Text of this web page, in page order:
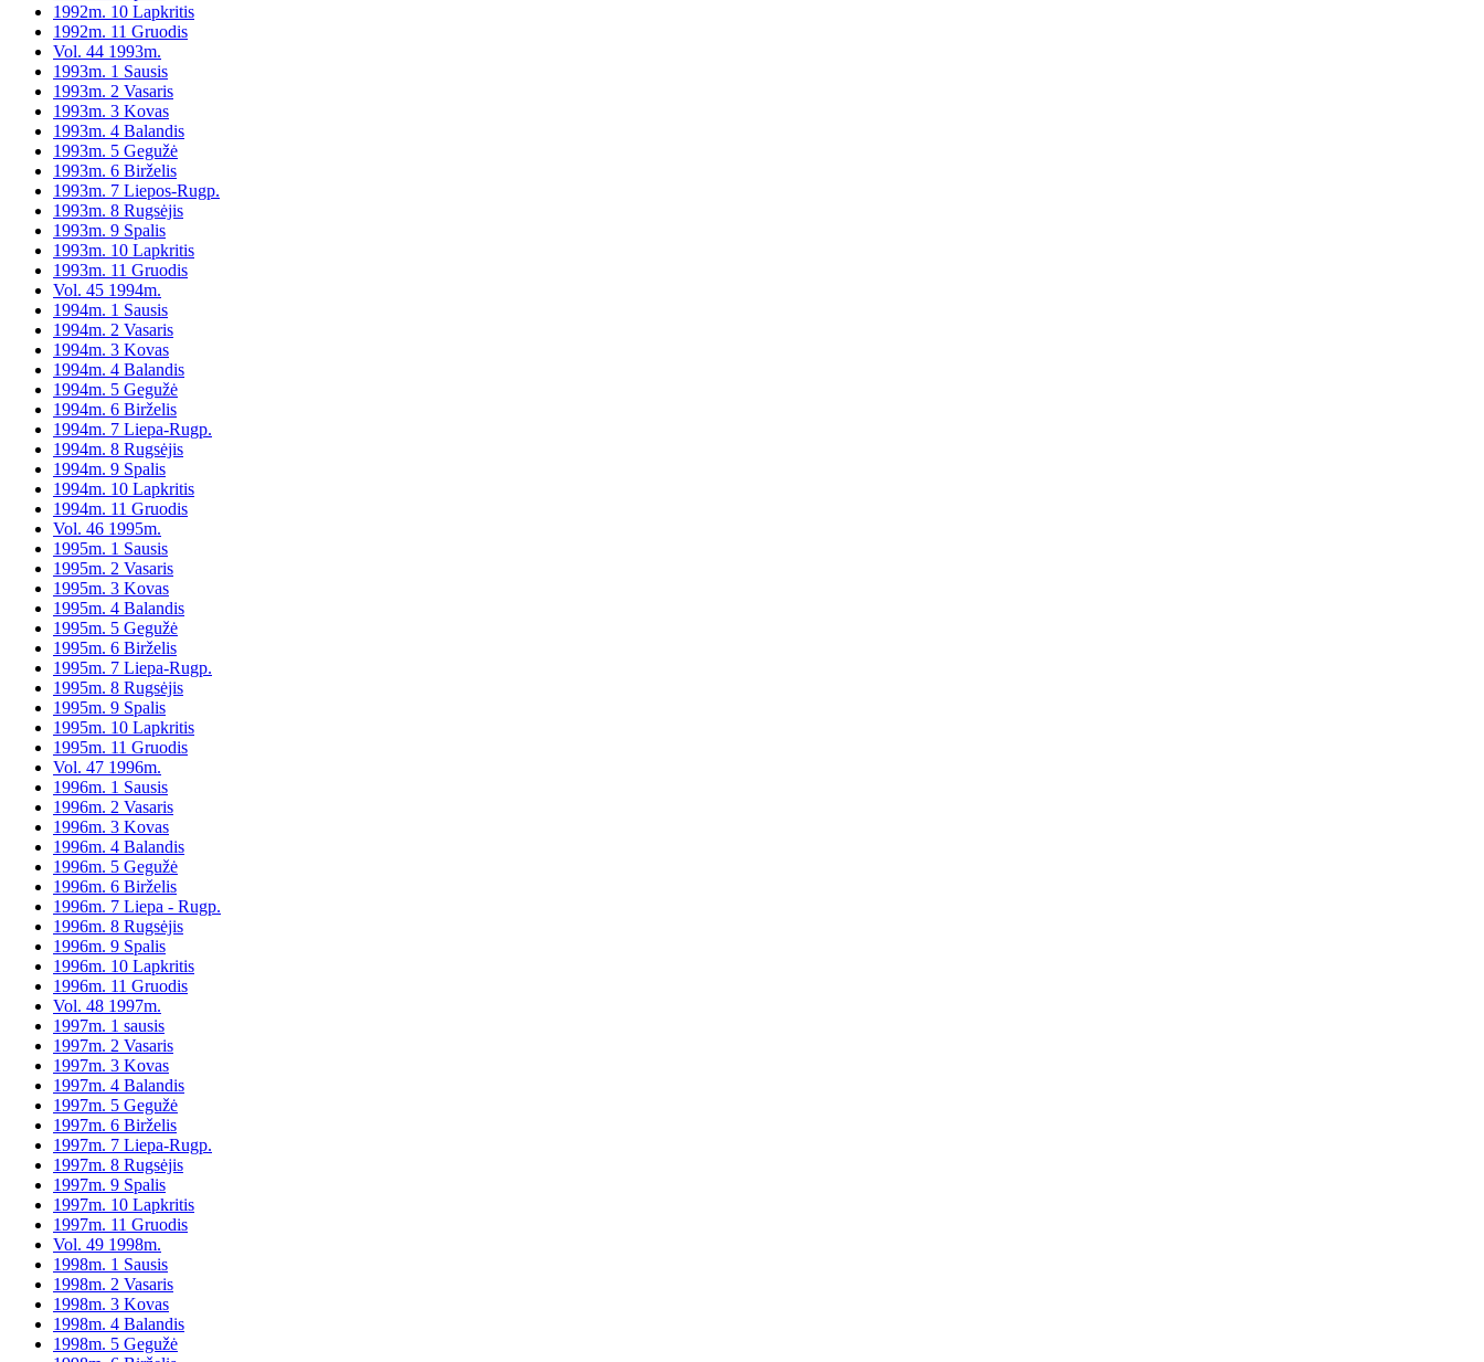
1992m. 10 Lapkritis
1992m. 11 Gruodis
Vol. 44 1993m.
1993m. 1 Sausis
1993m. 2 Vasaris
1993m. 3 Kovas
1993m. 4 Balandis
1993m. 5 Gegužė
1993m. 6 Birželis
1993m. 7 Liepos-Rugp.
1993m. 8 Rugsėjis
1993m. 9 Spalis
1993m. 10 Lapkritis
1993m. 11 Gruodis
Vol. 45 1994m.
1994m. 1 Sausis
1994m. 2 Vasaris
1994m. 3 Kovas
1994m. 4 Balandis
1994m. 5 Gegužė
1994m. 6 Birželis
1994m. 7 Liepa-Rugp.
1994m. 8 Rugsėjis
1994m. 9 Spalis
1994m. 10 Lapkritis
1994m. 11 Gruodis
Vol. 46 1995m.
1995m. 1 Sausis
1995m. 2 Vasaris
1995m. 3 Kovas
1995m. 4 Balandis
1995m. 5 Gegužė
1995m. 6 Birželis
1995m. 7 Liepa-Rugp.
1995m. 8 Rugsėjis
1995m. 9 Spalis
1995m. 10 Lapkritis
1995m. 11 Gruodis
Vol. 47 1996m.
1996m. 1 Sausis
1996m. 2 Vasaris
1996m. 3 Kovas
1996m. 4 Balandis
1996m. 5 Gegužė
1996m. 6 Birželis
1996m. 7 Liepa - Rugp.
1996m. 8 Rugsėjis
1996m. 9 Spalis
1996m. 10 Lapkritis
1996m. 11 Gruodis
Vol. 48 1997m.
1997m. 1 sausis
1997m. 2 Vasaris
1997m. 3 Kovas
1997m. 4 Balandis
1997m. 5 Gegužė
1997m. 6 Birželis
1997m. 7 Liepa-Rugp.
1997m. 8 Rugsėjis
1997m. 9 Spalis
1997m. 10 Lapkritis
1997m. 11 Gruodis
Vol. 49 1998m.
1998m. 1 Sausis
1998m. 2 Vasaris
1998m. 3 Kovas
1998m. 4 Balandis
1998m. 5 Gegužė